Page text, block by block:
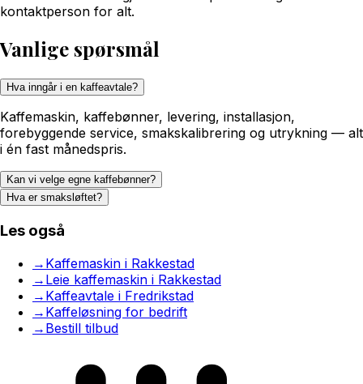
kontaktperson for alt.
Vanlige spørsmål
Hva inngår i en kaffeavtale?
Kaffemaskin, kaffebønner, levering, installasjon,
forebyggende service, smakskalibrering og utrykning — alt
i én fast månedspris.
Kan vi velge egne kaffebønner?
Hva er smaksløftet?
Les også
→ Kaffemaskin i Rakkestad
→ Leie kaffemaskin i Rakkestad
→ Kaffeavtale i Fredrikstad
→ Kaffeløsning for bedrift
→ Bestill tilbud